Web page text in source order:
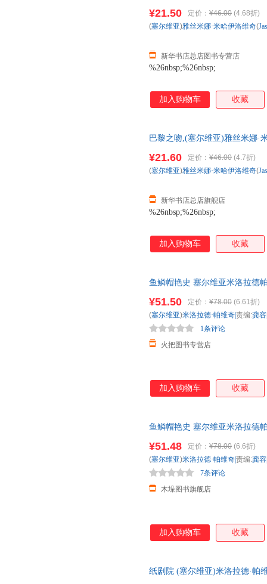
日送达！团购优惠咨询：
%26nbsp;%26nbsp;
¥21.50 定价： ¥46.00 (4.68折)
新华书店总店图书专营店
(塞尔维亚)雅丝米娜·米哈伊洛维奇(
加入购物车 收藏
巴黎之吻,(塞尔维亚)雅丝米娜·
日送达！团购优惠咨询：
%26nbsp;%26nbsp;
¥21.60 定价： ¥46.00 (4.7折)
新华书店总店旗舰店
(塞尔维亚)雅丝米娜·米哈伊洛维奇(
加入购物车 收藏
鱼鳞帽艳史 塞尔维亚米洛拉德
¥51.50 定价： ¥78.00 (6.61折)
火把图书专营店
1条评论
(塞尔维亚)米洛拉德·帕维奇|责编:龚
加入购物车 收藏
鱼鳞帽艳史 塞尔维亚米洛拉德
¥51.48 定价： ¥78.00 (6.6折)
木垛图书旗舰店
7条评论
(塞尔维亚)米洛拉德·帕维奇|责编:龚
加入购物车 收藏
纸剧院 (塞尔维亚)米洛拉德·帕